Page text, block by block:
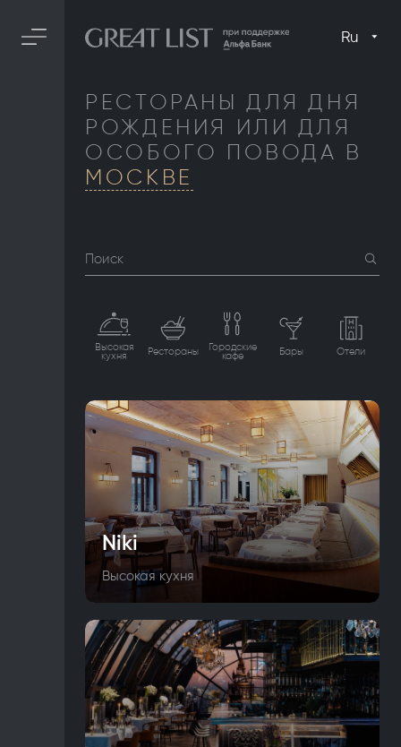
Ru
РЕСТОРАНЫ ДЛЯ ДНЯ
РОЖДЕНИЯ ИЛИ ДЛЯ
ОСОБОГО ПОВОДА В
МОСКВЕ
Поиск
Высокая
кухня Рестораны Городские
кафе Бары Отели
Niki
Высокая кухня